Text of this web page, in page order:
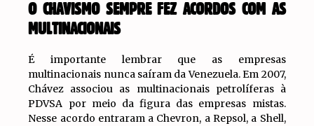
O CHAVISMO SEMPRE FEZ ACORDOS COM AS
MULTINACIONAIS
É importante lembrar que as empresas
multinacionais nunca saíram da Venezuela. Em 2007,
Chávez associou as multinacionais petrolíferas à
PDVSA por meio da figura das empresas mistas.
Nesse acordo entraram a Chevron, a Repsol, a Shell,